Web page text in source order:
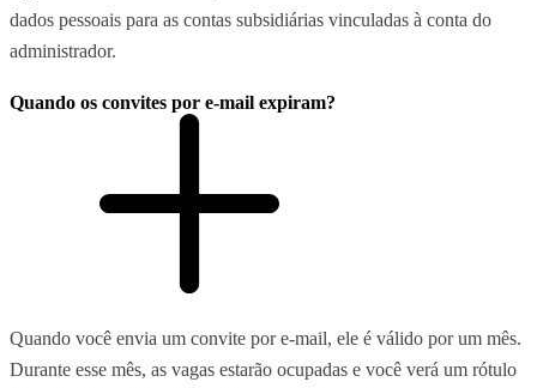
dados pessoais para as contas subsidiárias vinculadas à conta do
administrador.
Quando os convites por e-mail expiram?
Quando você envia um convite por e-mail, ele é válido por um mês.
Durante esse mês, as vagas estarão ocupadas e você verá um rótulo